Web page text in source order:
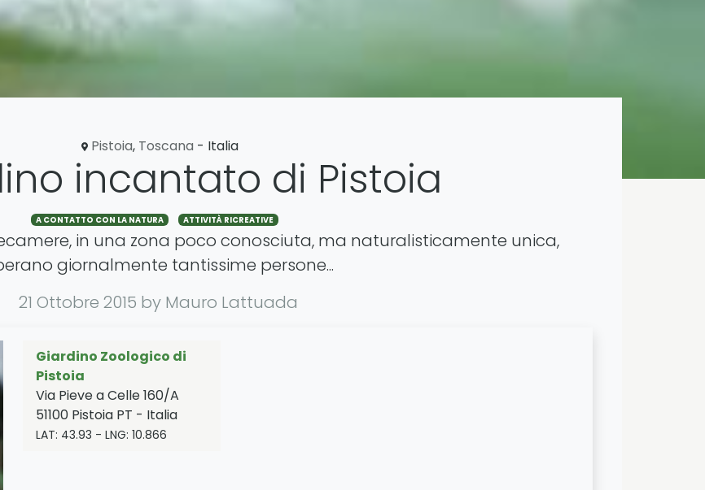
Pistoia, Toscana - Italia
incantato di Pistoia
A CONTATTO CON LA NATURA ATTIVITÀ RICREATIVE
in una zona poco conosciuta, ma naturalisticamente unica,
giornalmente tantissime persone...
21 Ottobre 2015 by Mauro Lattuada
Giardino Zoologico di
Pistoia
Via Pieve a Celle 160/A
51100 Pistoia PT - Italia
LAT: 43.93 - LNG: 10.866